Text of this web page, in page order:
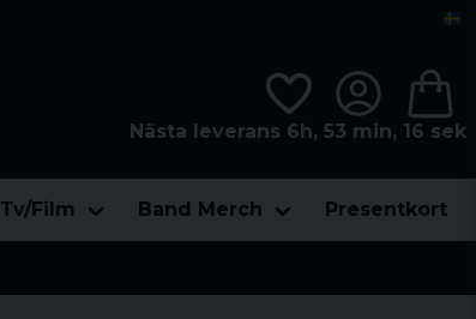
Nästa leverans 6h, 53 min, 16 sek
Tv/Film Band Merch Presentkort